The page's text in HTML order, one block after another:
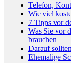
Telefon,
Wie viel
7 Tipps vor
Was Sie vor
brauchen
Darauf
Ehemalige